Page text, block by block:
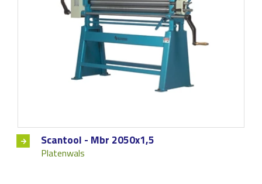
Scantool - Mbr 2050x1,5
Platenwals